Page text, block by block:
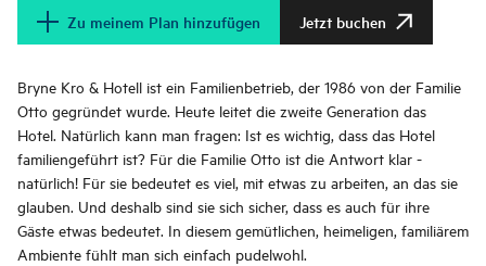
Zu meinem Plan hinzufügen Jetzt buchen
Bryne Kro & Hotell ist ein Familienbetrieb, der 1986 von der Familie
Otto gegründet wurde. Heute leitet die zweite Generation das
Hotel. Natürlich kann man fragen: Ist es wichtig, dass das Hotel
familiengeführt ist? Für die Familie Otto ist die Antwort klar -
natürlich! Für sie bedeutet es viel, mit etwas zu arbeiten, an das sie
glauben. Und deshalb sind sie sich sicher, dass es auch für ihre
Gäste etwas bedeutet. In diesem gemütlichen, heimeligen, familiärem
Ambiente fühlt man sich einfach pudelwohl.